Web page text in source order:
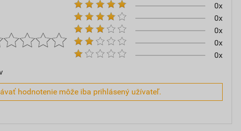
0x
0x
0x
0x
0x
hodnotenie môže iba prihlásený užívateľ.